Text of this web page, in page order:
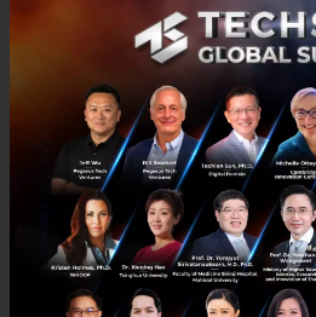
จำสัตว์ได้สูงสุด 5 ตัว (หมา
แจ้งเตือนเมื่อหายไปจากเ
ตรวจจับพฤติกรรม เช่น กิน
แจ้งเตือนเมื่อทำของล้มหรือ
สรุปทุกกิจกรรมให้ในคลิปสั้
กล้องฉลาด…แต่ไม่ละเมิดความเป็นส่
หลายคนอาจกังวลว่า กล้องวงจ